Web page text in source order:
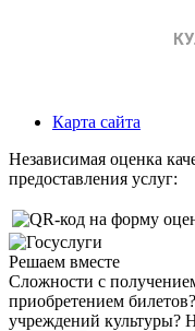
Карта сайта
Независимая оценка
предоставления услуг:
Решаем вместе
Сложности с
приобретением
учреждений культуры?